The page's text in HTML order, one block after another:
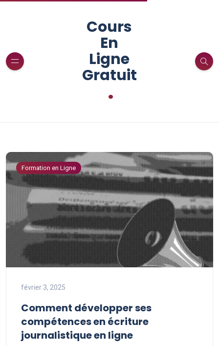
Cours
En
Ligne
Gratuit
.
Formation en Ligne
février 3, 2025
Comment développer ses
compétences en écriture
journalistique en ligne